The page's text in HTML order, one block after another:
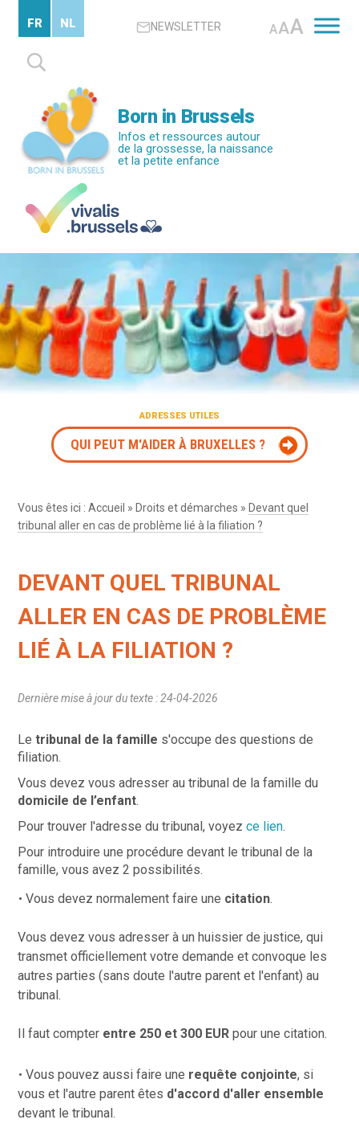
contenu
principal
NEWSLETTER AAA
Rechercher :
FR NL
Born in Brussels
Infos et ressources autour
de la grossesse, la naissance
et la petite enfance
ADRESSES UTILES
QUI PEUT M'AIDER À BRUXELLES ?
Vous êtes ici :Accueil » Droits et démarches » Devant quel
tribunal aller en cas de problème lié à la filiation ?
DEVANT QUEL TRIBUNAL
ALLER EN CAS DE PROBLÈME
LIÉ À LA FILIATION ?
Dernière mise à jour du texte : 24-04-2026
Letribunal de la famille s'occupe des questions de
filiation.
Vous devez vous adresser au tribunal de la famille du
domicile de l’enfant.
Pour trouver l'adresse du tribunal, voyezce lien.
Pour introduire une procédure devant le tribunal de la
famille, vous avez 2 possibilités.
Vous devez normalement faire une citation.
Vous devez vous adresser à un huissier de justice, qui
transmet officiellement votre demande et convoque les
autres parties (sans doute l'autre parent et l'enfant) au
tribunal.
Il faut compter entre 250 et 300 EUR pour une citation.
Vous pouvez aussi faire une requête conjointe, si
vous et l'autre parent êtes d'accord d'aller ensemble
devant le tribunal.